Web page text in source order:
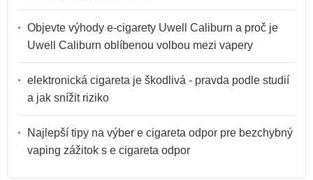
Objevte výhody e-cigarety Uwell Caliburn a proč je
Uwell Caliburn oblíbenou volbou mezi vapery
elektronická cigareta je škodlivá - pravda podle studií
a jak snížit riziko
Najlepší tipy na výber e cigareta odpor pre bezchybný
vaping zážitok s e cigareta odpor